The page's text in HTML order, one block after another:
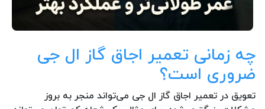
چه زمانی تعمیر اجاق گاز ال جی
ضروری است؟
تعویق در تعمیر اجاق گاز ال جی می‌تواند منجر به بروز